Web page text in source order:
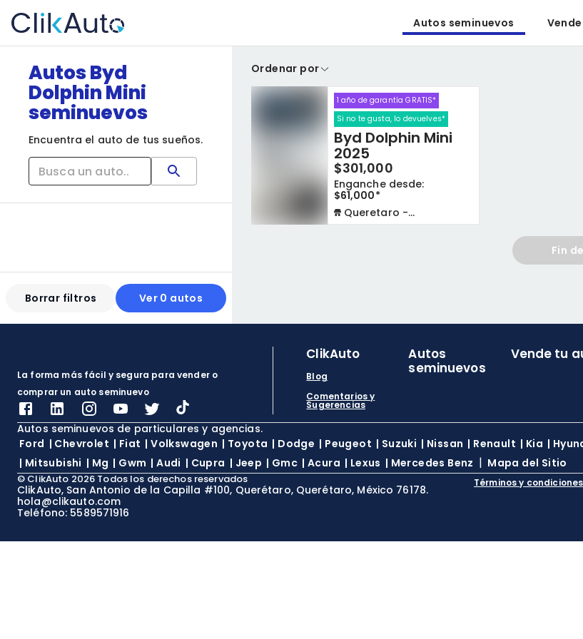
Autos seminuevos
Autos Byd
Dolphin Mini
seminuevos
Encuentra el auto de tus sueños.
Borrar filtros Ver 0 autos
Ordenar por
1 año de garantía GRATIS*
Si no te gusta, lo devuelves*
Byd Dolphin Mini
2025
$301,000
Enganche desde:
$61,000*
Queretaro - La Capilla
Fin
La forma más fácil y segura para vender o
comprar un auto seminuevo
ClikAuto
Blog
Comentarios y
Sugerencias
Autos
seminuevos
Vende tu
Autos seminuevos de particulares y agencias.
Ford | Chevrolet | Fiat |Volkswagen | Toyota | Dodge | Peugeot | Suzuki | Nissan | Renault | Kia |
| Mitsubishi | Mg | Gwm |Audi | Cupra | Jeep | Gmc | Acura | Lexus | Mercedes Benz | Mapa del Sitio
© ClikAuto 2026 Todos los derechos reservados
ClikAuto, San Antonio de la Capilla #100, Querétaro, Querétaro, México 76178.
hola@clikauto.com
Teléfono: 5589571916
Términos y condiciones